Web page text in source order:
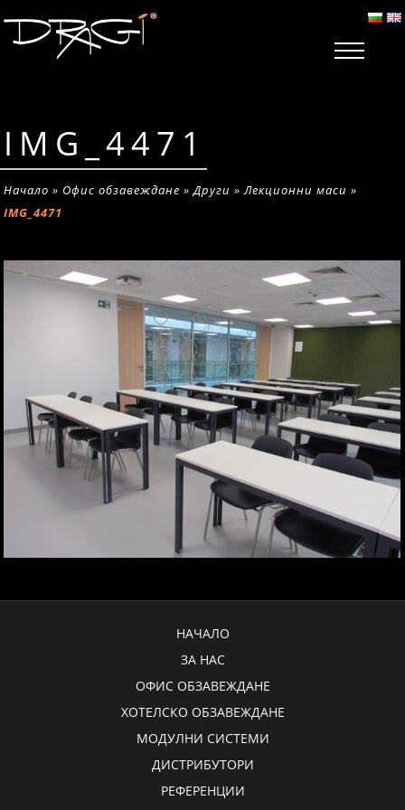
IMG_4471
Начало » Офис обзавеждане »Други »Лекционни маси »
IMG_4471
НАЧАЛО
ЗА НАС
ОФИС ОБЗАВЕЖДАНЕ
ХОТЕЛСКО ОБЗАВЕЖДАНЕ
МОДУЛНИ СИСТЕМИ
ДИСТРИБУТОРИ
РЕФЕРЕНЦИИ